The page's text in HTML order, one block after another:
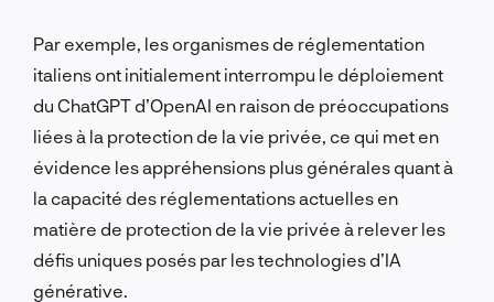
Par exemple, les organismes de réglementation
italiens ont initialement interrompu le déploiement
du ChatGPT d’OpenAI en raison de préoccupations
liées à la protection de la vie privée, ce qui met en
évidence les appréhensions plus générales quant à
la capacité des réglementations actuelles en
matière de protection de la vie privée à relever les
défis uniques posés par les technologies d’IA
générative.